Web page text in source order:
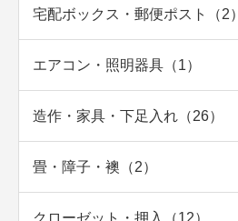
宅配ボックス・郵便ポスト（2）
エアコン・照明器具（1）
造作・家具・下足入れ（26）
畳・障子・襖（2）